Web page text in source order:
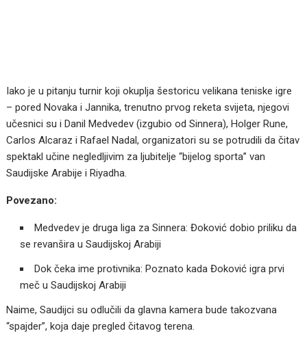
Iako je u pitanju turnir koji okuplja šestoricu velikana teniske igre
– pored Novaka i Jannika, trenutno prvog reketa svijeta, njegovi
učesnici su i Danil Medvedev (izgubio od Sinnera), Holger Rune,
Carlos Alcaraz i Rafael Nadal, organizatori su se potrudili da čitav
spektakl učine negledljivim za ljubitelje “bijelog sporta” van
Saudijske Arabije i Riyadha.
Povezano:
Medvedev je druga liga za Sinnera: Đoković dobio priliku da
se revanšira u Saudijskoj Arabiji
Dok čeka ime protivnika: Poznato kada Đoković igra prvi
meč u Saudijskoj Arabiji
Naime, Saudijci su odlučili da glavna kamera bude takozvana
“spajder”, koja daje pregled čitavog terena.